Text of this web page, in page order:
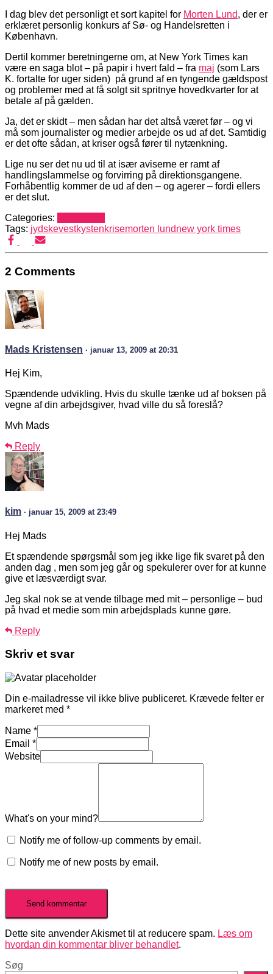
I dag blev det personligt et sort kapitel for Morten Lund, der er
erklæret personlig konkurs af Sø- og Handelsretten i
København.
Dertil kommer beretningerne om, at New York Times kan
være en saga blot – på papir i hvert fald – fra maj (som Lars
K. fortalte for uger siden) på grund af en tyngende gældspost
og problemer med at få solgt sit spritnye hovedkvarter for at
betale af på gælden.
Ja, det er skidt – men sådan har det altså været før – og vi
må som journalister og medier arbejde os ud af det. Samtidig
er det ofte sådan, at kriser også fører til nytænkning.
Lige nu ser det nu ud til at især aviserne er ramt af
handlingslammelse og forvirring på direktionsgangene.
Forhåbentlig kommer de ud af den – og agerer – fordi ellers
er det slut.
Categories:
Tags: jydskevestkystenkrisemorten lundnew york times
2 Comments
Mads Kristensen · januar 13, 2009 at 20:31
Hej Kim,
Spændende udvikling. Hvis du skulle tænke ud af boksen på
vegne af din arbejdsgiver, hvad ville du så foreslå?
Mvh Mads
Reply
kim · januar 15, 2009 at 23:49
Hej Mads
Et spændende spørgsmål som jeg ikke lige fik svaret på den
anden dag , men som jeg går og spekulerer over for at kunne
give et læsværdigt svar.
Jeg skal nok se at vende tilbage med mit – personlige – bud
på hvad et medie som min arbejdsplads kunne gøre.
Reply
Skriv et svar
Din e-mailadresse vil ikke blive publiceret. Krævede felter er
markeret med *
Name *
Email *
Website
What's on your mind?
Notify me of follow-up comments by email.
Notify me of new posts by email.
Dette site anvender Akismet til at reducere spam. Læs om
hvordan din kommentar bliver behandlet.
Søg